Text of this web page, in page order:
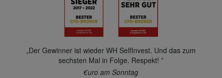
„Der Gewinner ist wieder WH SelfInvest. Und das zum
sechsten Mal in Folge. Respekt! ”
€uro am Sonntag